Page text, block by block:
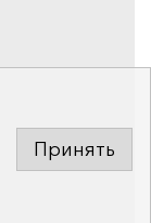
Принять